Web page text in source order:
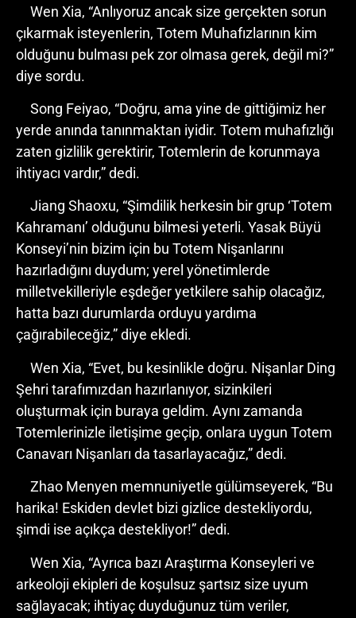
Wen Xia, “Anlıyoruz ancak size gerçekten sorun
çıkarmak isteyenlerin, Totem Muhafızlarının kim
olduğunu bulması pek zor olmasa gerek, değil mi?”
diye sordu.
Song Feiyao, “Doğru, ama yine de gittiğimiz her
yerde anında tanınmaktan iyidir. Totem muhafızlığı
zaten gizlilik gerektirir, Totemlerin de korunmaya
ihtiyacı vardır,” dedi.
Jiang Shaoxu, “Şimdilik herkesin bir grup ‘Totem
Kahramanı’ olduğunu bilmesi yeterli. Yasak Büyü
Konseyi’nin bizim için bu Totem Nişanlarını
hazırladığını duydum; yerel yönetimlerde
milletvekilleriyle eşdeğer yetkilere sahip olacağız,
hatta bazı durumlarda orduyu yardıma
çağırabileceğiz,” diye ekledi.
Wen Xia, “Evet, bu kesinlikle doğru. Nişanlar Ding
Şehri tarafımızdan hazırlanıyor, sizinkileri
oluşturmak için buraya geldim. Aynı zamanda
Totemlerinizle iletişime geçip, onlara uygun Totem
Canavarı Nişanları da tasarlayacağız,” dedi.
Zhao Menyen memnuniyetle gülümseyerek, “Bu
harika! Eskiden devlet bizi gizlice destekliyordu,
şimdi ise açıkça destekliyor!” dedi.
Wen Xia, “Ayrıca bazı Araştırma Konseyleri ve
arkeoloji ekipleri de koşulsuz şartsız size uyum
sağlayacak; ihtiyaç duyduğunuz tüm veriler,